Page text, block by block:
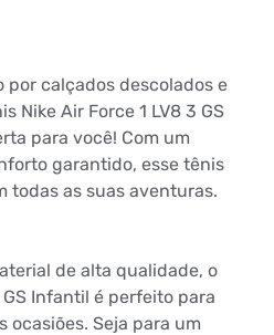
por calçados descolados e
Nike Air Force 1 LV8 3 GS
para você! Com um
garantido, esse tênis
todas as suas aventuras.
de alta qualidade, o
GS Infantil é perfeito para
ocasiões. Seja para um